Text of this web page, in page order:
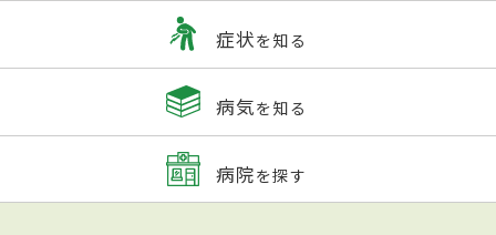
症状を知る
病気を知る
病院を探す